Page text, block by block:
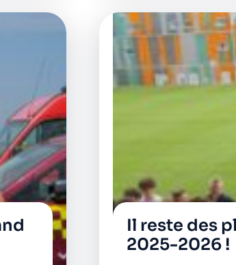
Il reste des
2025-2026 !